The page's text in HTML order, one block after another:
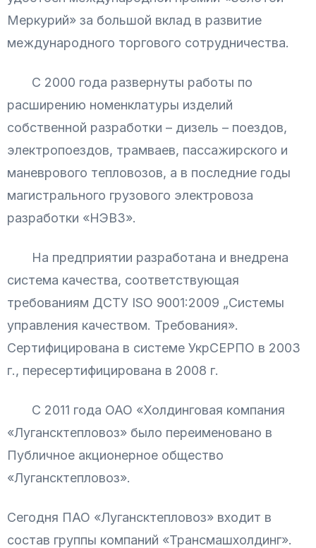
Меркурий» за большой вклад в развитие
международного торгового сотрудничества.
С 2000 года развернуты работы по
расширению номенклатуры изделий
собственной разработки – дизель – поездов,
электропоездов, трамваев, пассажирского и
маневрового тепловозов, а в последние годы
магистрального грузового электровоза
разработки «НЭВЗ».
На предприятии разработана и внедрена
система качества, соответствующая
требованиям ДСТУ ISO 9001:2009 „Системы
управления качеством. Требования».
Сертифицирована в системе УкрСЕРПО в 2003
г., пересертифицирована в 2008 г.
С 2011 года ОАО «Холдинговая компания
«Лугансктепловоз» было переименовано в
Публичное акционерное общество
«Лугансктепловоз».
Сегодня ПАО «Лугансктепловоз» входит в
состав группы компаний «Трансмашхолдинг».